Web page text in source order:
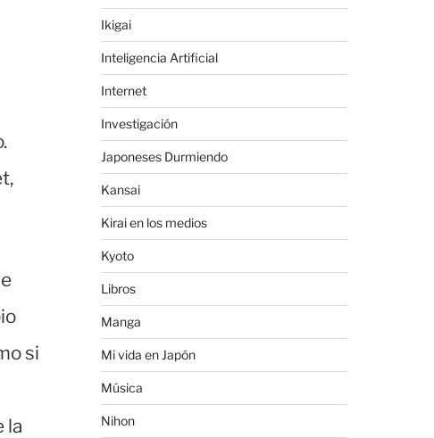
si
la
Ikigai
Inteligencia Artificial
Internet
Investigación
Japoneses Durmiendo
Kansai
Kirai en los medios
Kyoto
Libros
Manga
Mi vida en Japón
Música
Nihon